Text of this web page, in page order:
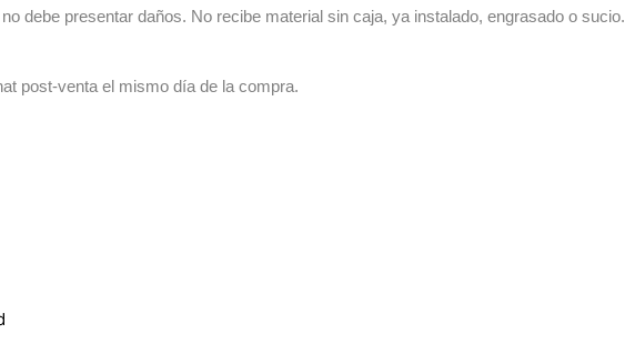
debe presentar daños. No recibe material sin caja, ya instalado, engrasado o sucio.
post-venta el mismo día de la compra.